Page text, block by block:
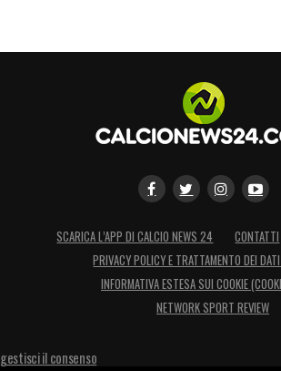
SCARICA L’APP DI CALCIO NEWS 24 CONTATTI
PRIVACY POLICY E TRATTAMENTO DEI
INFORMATIVA ESTESA SUI COOKIE
NETWORK SPORT REVIEW
gestisci il consenso